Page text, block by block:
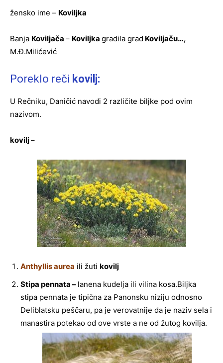
žensko ime – Koviljka
Banja Koviljača – Koviljka gradila grad Koviljaču…,
M.Đ.Milićević
Poreklo reči kovilj:
U Rečniku, Daničić navodi 2 različite biljke pod ovim
nazivom.
kovilj–
Anthyllis aurea ili žuti kovilj
Stipa pennata – lanena kudelja ili vilina kosa.Biljka
stipa pennata je tipična za Panonsku niziju odnosno
Deliblatsku peščaru, pa je verovatnije da je naziv sela i
manastira potekao od ove vrste a ne od žutog kovilja.